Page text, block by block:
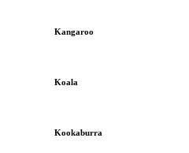
Kangaroo
Koala
Kookaburra